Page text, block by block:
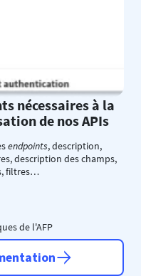
nécessaires à la
de nos APIs
endpoints, description,
description des champs,
filtres…
de l'AFP